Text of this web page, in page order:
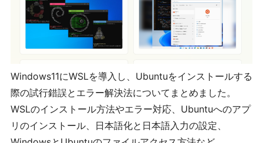
Windows11にWSLを導入し、Ubuntuをインストールする
際の試行錯誤とエラー解決法についてまとめました。
WSLのインストール方法やエラー対応、Ubuntuへのアプ
リのインストール、日本語化と日本語入力の設定、